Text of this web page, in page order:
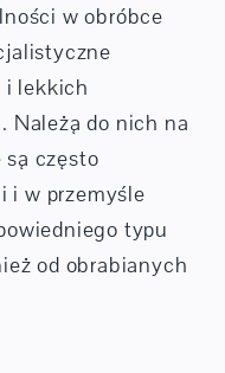
w obróbce
i lekkich
Należą do nich na
są często
i w przemyśle
typu
od obrabianych